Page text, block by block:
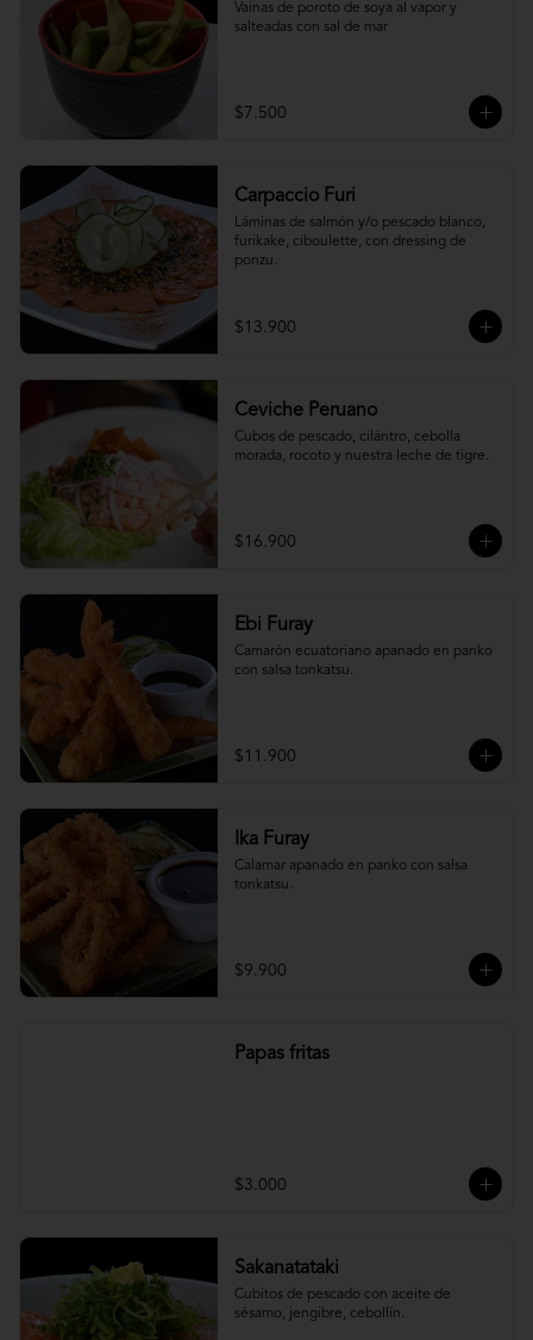
Vainas de poroto de soya al vapor y
salteadas con sal de mar
$7.500
Carpaccio Furi
Láminas de salmón y/o pescado blanco,
furikake, ciboulette, con dressing de
ponzu.
$13.900
Ceviche Peruano
Cubos de pescado, cilántro, cebolla
morada, rocoto y nuestra leche de tigre.
$16.900
Ebi Furay
Camarón ecuatoriano apanado en panko
con salsa tonkatsu.
$11.900
Ika Furay
Calamar apanado en panko con salsa
tonkatsu.
$9.900
Papas fritas
$3.000
Sakanatataki
Cubitos de pescado con aceite de
sésamo, jengibre, cebollín.